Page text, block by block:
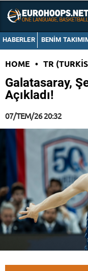
HABERLER BENIM
HOME • TR
Galatasaray,
Açıkladı!
07/TEM/26 20:32